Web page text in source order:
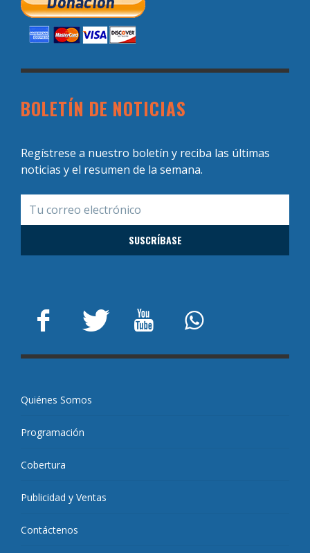
BOLETÍN DE NOTICIAS
Regístrese a nuestro boletín y reciba las últimas
noticias y el resumen de la semana.
Quiénes Somos
Programación
Cobertura
Publicidad y Ventas
Contáctenos